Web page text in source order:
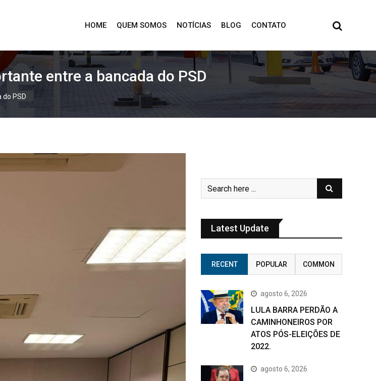
HOME QUEM SOMOS NOTÍCIAS BLOG CONTATO
entre a bancada do PSD
PSD
Latest Update
RECENT POPULAR COMMON
agosto 6, 2026
LULA BARRA PERDÃO A
CAMINHONEIROS POR
ATOS PÓS-ELEIÇÕES DE
2022.
agosto 6, 2026